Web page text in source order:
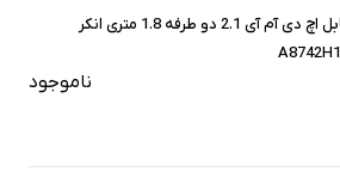
کابل اچ دی‌ آم‌ آی 2.1 دو طرفه 1.8 متری انکر
ناموجود